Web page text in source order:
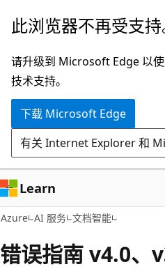
跳
主
要
内
此浏览器不再受支持
请升级到 Microsoft Edge 以
技术支持。
下载 Microsoft Edge
有关 Internet Explorer 和
Learn
Azure AI 服务 文档智能
错误指南 v4.0、